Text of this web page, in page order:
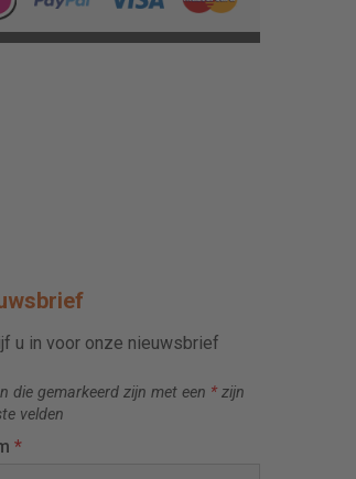
u in voor onze nieuwsbrief
die gemarkeerd zijn met een * zijn
velden
*